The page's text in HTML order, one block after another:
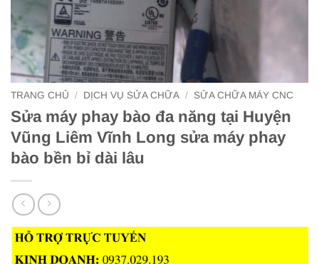
TRANG CHỦ / DỊCH VỤ SỬA CHỮA / SỬA CHỮA MÁY CNC
Sửa máy phay bào đa năng tại Huyện
Vũng Liêm Vĩnh Long sửa máy phay
bào bền bỉ dài lâu